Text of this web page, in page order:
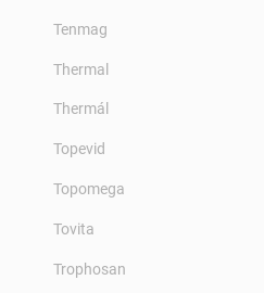
Tenmag
Thermal
Thermál
Topevid
Topomega
Tovita
Trophosan